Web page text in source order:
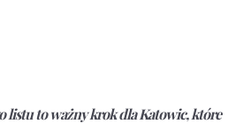
listu to ważny krok dla Katowic, które